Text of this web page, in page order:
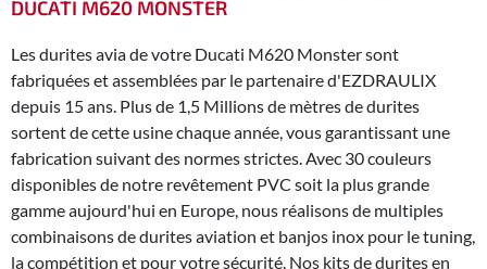
DUCATI M620 MONSTER
Les durites avia de votre Ducati M620 Monster sont
fabriquées et assemblées par le partenaire d'EZDRAULIX
depuis 15 ans. Plus de 1,5 Millions de mètres de durites
sortent de cette usine chaque année, vous garantissant une
fabrication suivant des normes strictes. Avec 30 couleurs
disponibles de notre revêtement PVC soit la plus grande
gamme aujourd'hui en Europe, nous réalisons de multiples
combinaisons de durites aviation et banjos inox pour le tuning,
la compétition et pour votre sécurité. Nos kits de durites en